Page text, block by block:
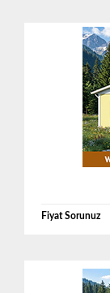
Fiyat Sorunuz